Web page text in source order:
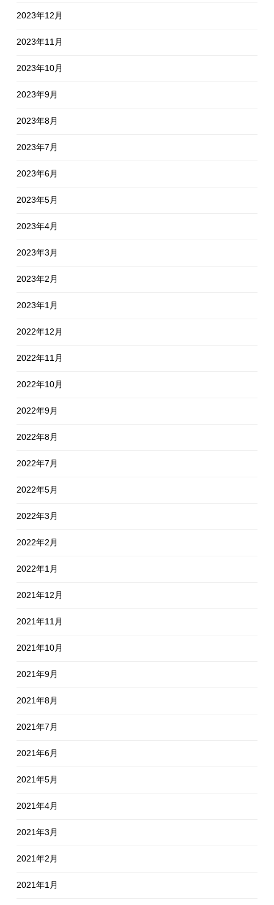
2023年12月
2023年11月
2023年10月
2023年9月
2023年8月
2023年7月
2023年6月
2023年5月
2023年4月
2023年3月
2023年2月
2023年1月
2022年12月
2022年11月
2022年10月
2022年9月
2022年8月
2022年7月
2022年5月
2022年3月
2022年2月
2022年1月
2021年12月
2021年11月
2021年10月
2021年9月
2021年8月
2021年7月
2021年6月
2021年5月
2021年4月
2021年3月
2021年2月
2021年1月